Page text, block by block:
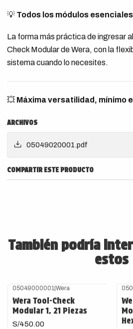
💡 Todos los módulos
La forma más práctica de ingresar
Check Modular de Wera, con la
sistema cuando lo necesites.
💥 Máxima versatilidad, mínimo
ARCHIVOS
05049020001.pdf
COMPARTIR ESTE PRODUCTO
También podría
estos
05049000001 |Wera
Wera Tool-Check
Modular 1, 21 Piezas
S/450.00